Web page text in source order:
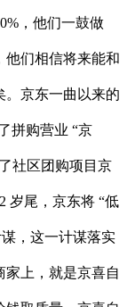
，他们一鼓做
他们相信将来能和
。京东一曲以来的
拼购营业 “京
社区团购项目京
岁尾，京东将 “低
，这一计谋落实
家上，就是京喜自